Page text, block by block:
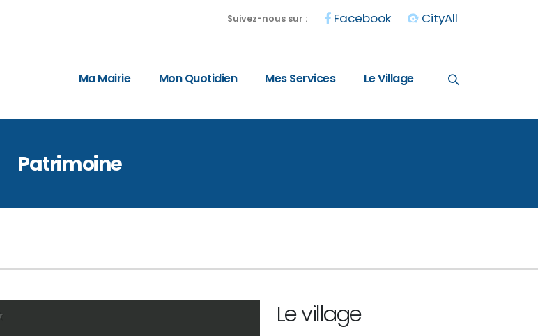
Suivez-nous sur : Facebook CityAll
Ma Mairie Mon Quotidien Mes Services Le Village
Patrimoine
Le village